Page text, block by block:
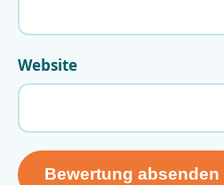
Website
Bewertung absenden